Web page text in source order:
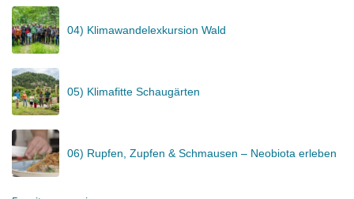
04) Klimawandelexkursion Wald
05) Klimafitte Schaugärten
06) Rupfen, Zupfen & Schmausen – Neobiota erleben